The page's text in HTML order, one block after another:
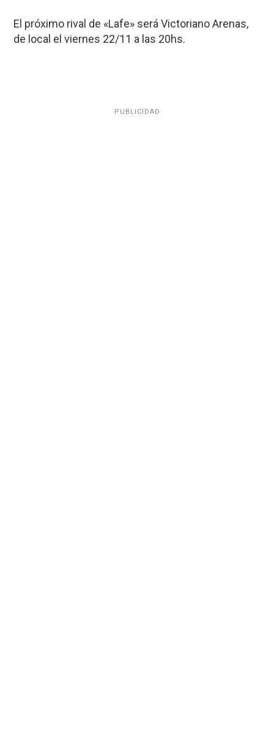
El próximo rival de «Lafe» será Victoriano Arenas,
de local el viernes 22/11 a las 20hs.
PUBLICIDAD